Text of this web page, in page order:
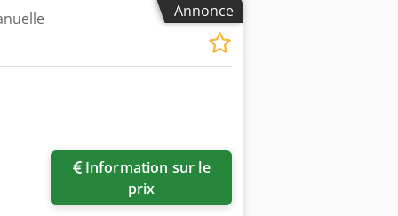
Annonce
Information sur le
prix